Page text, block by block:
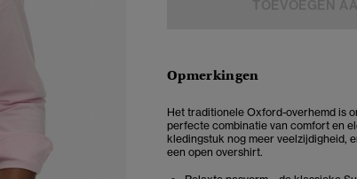
Opmerkingen
Het traditionele Oxford-overhemd is
perfecte combinatie van comfort en
kledingstuk nog meer veelzijdigheid,
een open overshirt.